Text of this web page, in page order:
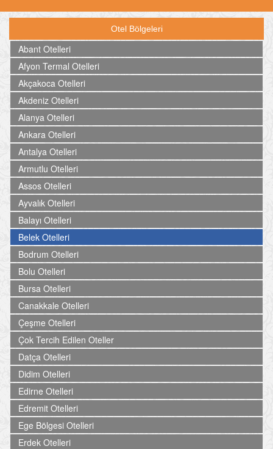
Otel Bölgeleri
Abant Otelleri
Afyon Termal Otelleri
Akçakoca Otelleri
Akdeniz Otelleri
Alanya Otelleri
Ankara Otelleri
Antalya Otelleri
Armutlu Otelleri
Assos Otelleri
Ayvalık Otelleri
Balayı Otelleri
Belek Otelleri
Bodrum Otelleri
Bolu Otelleri
Bursa Otelleri
Canakkale Otelleri
Çeşme Otelleri
Çok Tercih Edilen Oteller
Datça Otelleri
Didim Otelleri
Edirne Otelleri
Edremit Otelleri
Ege Bölgesi Otelleri
Erdek Otelleri